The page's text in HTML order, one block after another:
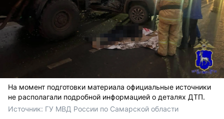
На момент подготовки материала официальные источники
не располагали подробной информацией о деталях ДТП.
Источник: ГУ МВД России по Самарской области